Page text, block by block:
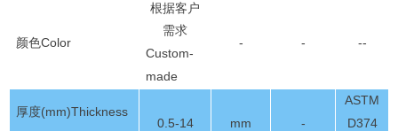
颜色Color
根据客户
需求
Custom-
made
- - --
厚度(mm)Thickness
0.5-14
mm -
ASTM
D374